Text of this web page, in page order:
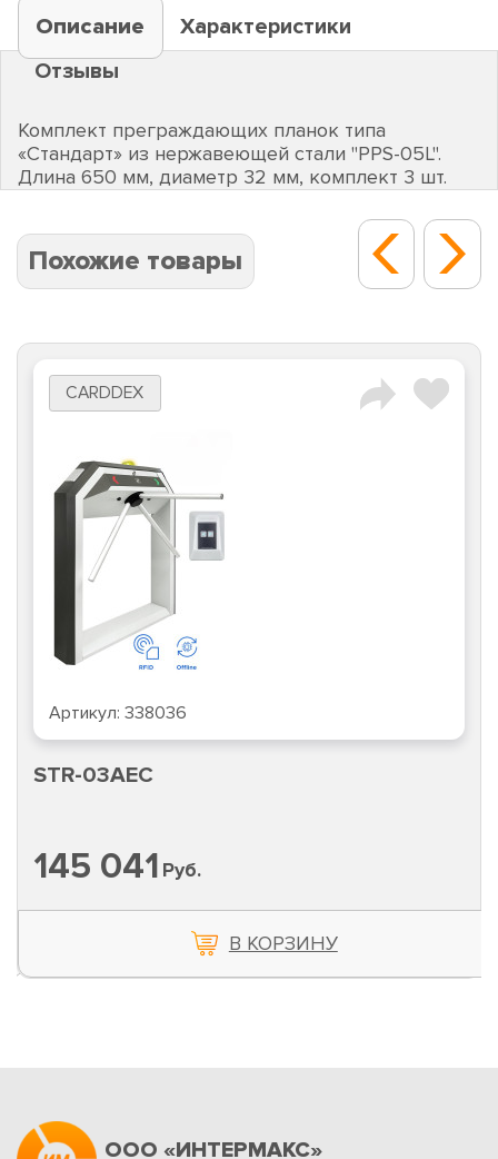
Описание
Характеристики
Отзывы
Комплект преграждающих планок типа
«Стандарт» из нержавеющей стали "PPS-05L".
Длина 650 мм, диаметр 32 мм, комплект 3 шт.
Похожие товары
CARDDEX
Артикул: 338036
STR-03AEC
145 041 Руб.
В КОРЗИНУ
ООО «ИНТЕРМАКС»